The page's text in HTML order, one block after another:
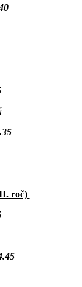
roč)